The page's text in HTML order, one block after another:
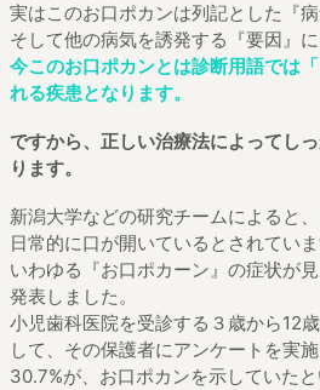
実はこのお口ポカンは列記とした『病
そして他の病気を誘発する『要因』に
今このお口ポカンとは診断用語では
れる疾患となります。
ですから、正しい治療法によってし
ります。
新潟大学などの研究チームによると
日常的に口が開いているとされていま
いわゆる『お口ポカーン』の症状が
発表しました。
小児歯科医院を受診する３歳から12
して、その保護者にアンケートを実
30.7%が、お口ポカンを示していた